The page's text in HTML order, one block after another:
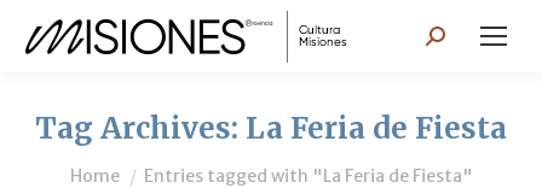
Search:
Tag Archives: La Feria de Fiesta
You are here:
Home Entries tagged with "La Feria de Fiesta"